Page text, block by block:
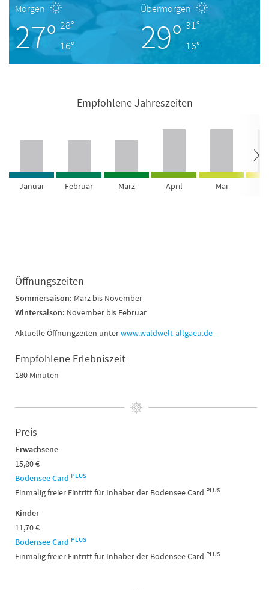
Morgen
27° 28°
16°
Übermorgen
29° 31°
16°
Empfohlene Jahreszeiten
Januar Februar März April Mai
Öffnungszeiten
Sommersaison: März bis November
Wintersaison: November bis Februar
Aktuelle Öffnungzeiten unterwww.waldwelt-allgaeu.de
Empfohlene Erlebniszeit
180 Minuten
Preis
Erwachsene
15,80 €
Bodensee Card PLUS
Einmalig freier Eintritt für Inhaber der Bodensee Card PLUS
Kinder
11,70 €
Bodensee Card PLUS
Einmalig freier Eintritt für Inhaber der Bodensee Card PLUS